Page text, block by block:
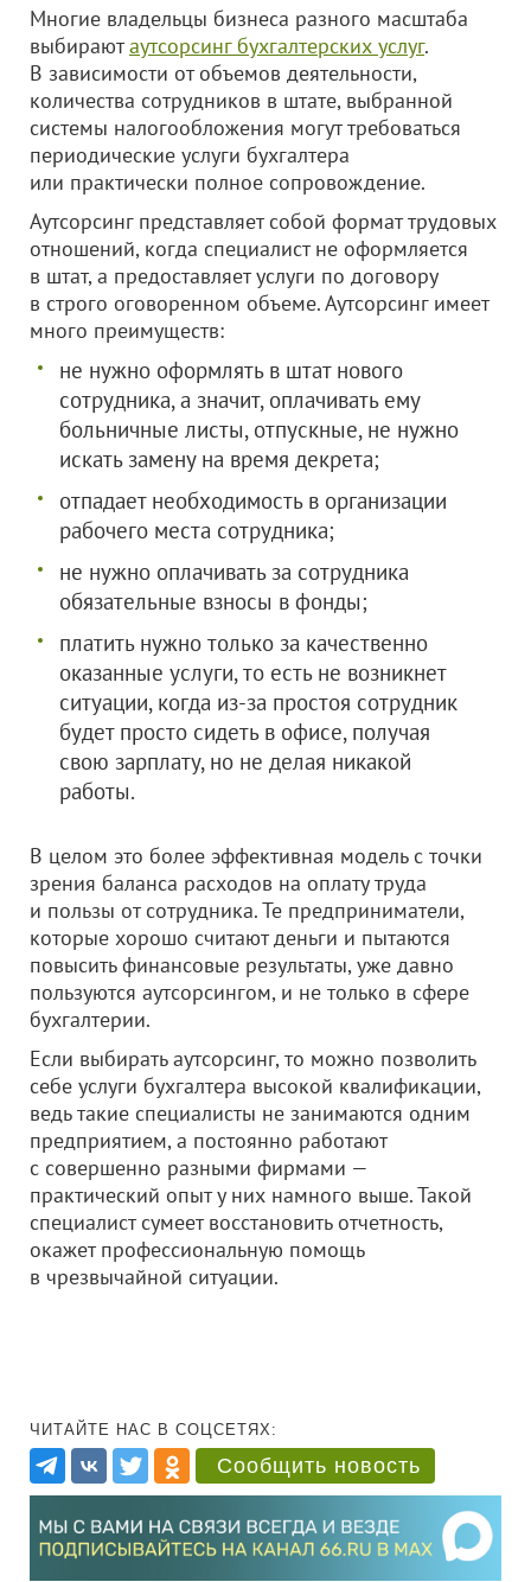
Многие владельцы бизнеса разного масштаба
выбираютаутсорсинг бухгалтерских услуг.
В зависимости от объемов деятельности,
количества сотрудников в штате, выбранной
системы налогообложения могут требоваться
периодические услуги бухгалтера
или практически полное сопровождение.
Аутсорсинг представляет собой формат трудовых
отношений, когда специалист не оформляется
в штат, а предоставляет услуги по договору
в строго оговоренном объеме. Аутсорсинг имеет
много преимуществ:
не нужно оформлять в штат нового
сотрудника, а значит, оплачивать ему
больничные листы, отпускные, не нужно
искать замену на время декрета;
отпадает необходимость в организации
рабочего места сотрудника;
не нужно оплачивать за сотрудника
обязательные взносы в фонды;
платить нужно только за качественно
оказанные услуги, то есть не возникнет
ситуации, когда из-за простоя сотрудник
будет просто сидеть в офисе, получая
свою зарплату, но не делая никакой
работы.
В целом это более эффективная модель с точки
зрения баланса расходов на оплату труда
и пользы от сотрудника. Те предприниматели,
которые хорошо считают деньги и пытаются
повысить финансовые результаты, уже давно
пользуются аутсорсингом, и не только в сфере
бухгалтерии.
Если выбирать аутсорсинг, то можно позволить
себе услуги бухгалтера высокой квалификации,
ведь такие специалисты не занимаются одним
предприятием, а постоянно работают
с совершенно разными фирмами —
практический опыт у них намного выше. Такой
специалист сумеет восстановить отчетность,
окажет профессиональную помощь
в чрезвычайной ситуации.
ЧИТАЙТЕ НАС В СОЦСЕТЯХ:
Сообщить новость